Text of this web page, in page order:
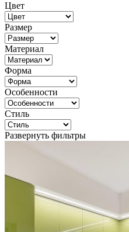
Цвет
Размер
Материал
Форма
Особенности
Стиль
Развернуть фильтры